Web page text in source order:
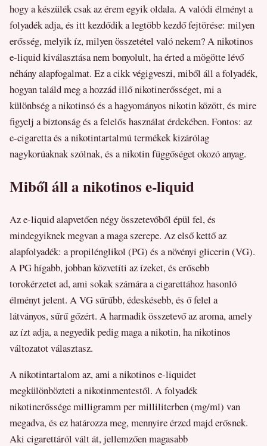
hogy a készülék csak az érem egyik oldala. A valódi élményt a
folyadék adja, és itt kezdődik a legtöbb kezdő fejtörése: milyen
erősség, melyik íz, milyen összetétel való nekem? A nikotinos
e-liquid kiválasztása nem bonyolult, ha érted a mögötte lévő
néhány alapfogalmat. Ez a cikk végigveszi, miből áll a folyadék,
hogyan találd meg a hozzád illő nikotinerősséget, mi a
különbség a nikotinsó és a hagyományos nikotin között, és mire
figyelj a biztonság és a felelős használat érdekében. Fontos: az
e-cigaretta és a nikotintartalmú termékek kizárólag
nagykorúaknak szólnak, és a nikotin függőséget okozó anyag.
Miből áll a nikotinos e-liquid
Az e-liquid alapvetően négy összetevőből épül fel, és
mindegyiknek megvan a maga szerepe. Az első kettő az
alapfolyadék: a propilénglikol (PG) és a növényi glicerin (VG).
A PG hígabb, jobban közvetíti az ízeket, és erősebb
torokérzetet ad, ami sokak számára a cigarettához hasonló
élményt jelent. A VG sűrűbb, édeskésebb, és ő felel a
látványos, sűrű gőzért. A harmadik összetevő az aroma, amely
az ízt adja, a negyedik pedig maga a nikotin, ha nikotinos
változatot választasz.
A nikotintartalom az, ami a nikotinos e-liquidet
megkülönbözteti a nikotinmentestől. A folyadék
nikotinerőssége milligramm per milliliterben (mg/ml) van
megadva, és ez határozza meg, mennyire érzed majd erősnek.
Aki cigarettáról vált át, jellemzően magasabb